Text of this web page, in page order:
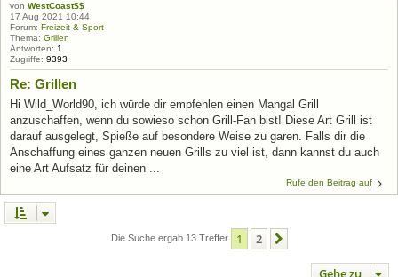
von WestCoast$$
17 Aug 2021 10:44
Forum: Freizeit & Sport
Thema: Grillen
Antworten: 1
Zugriffe: 9393
Re: Grillen
Hi Wild_World90, ich würde dir empfehlen einen Mangal Grill
anzuschaffen, wenn du sowieso schon Grill-Fan bist! Diese Art Grill ist
darauf ausgelegt, Spieße auf besondere Weise zu garen. Falls dir die
Anschaffung eines ganzen neuen Grills zu viel ist, dann kannst du auch
eine Art Aufsatz für deinen ...
Rufe den Beitrag auf
Die Suche ergab 13 Treffer 1 2
Gehe zu